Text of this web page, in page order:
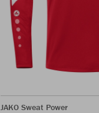
JAKO Sweat Power